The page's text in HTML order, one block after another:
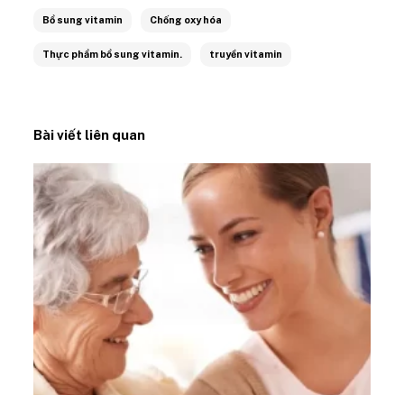
Bổ sung vitamin Chống oxy hóa
Thực phẩm bổ sung vitamin. truyền vitamin
Bài viết liên quan